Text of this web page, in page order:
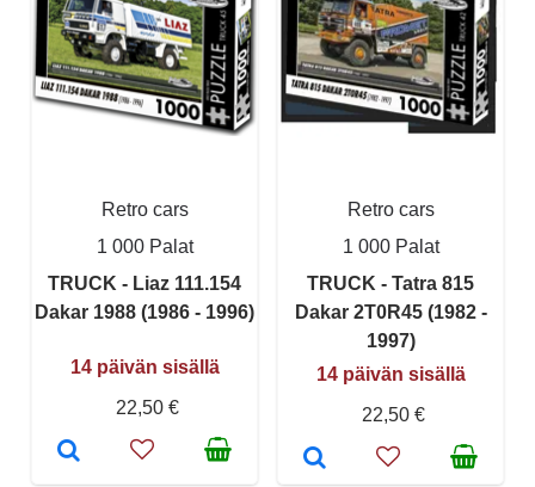
Retro cars
1 000 Palat
TRUCK - Liaz 111.154
Dakar 1988 (1986 - 1996)
14 päivän sisällä
22,50 €
Retro cars
1 000 Palat
TRUCK - Tatra 815
Dakar 2T0R45 (1982 -
1997)
14 päivän sisällä
22,50 €